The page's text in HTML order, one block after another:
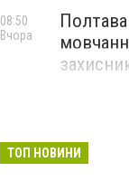
08:50
Вчора
ТОП НОВИНИ